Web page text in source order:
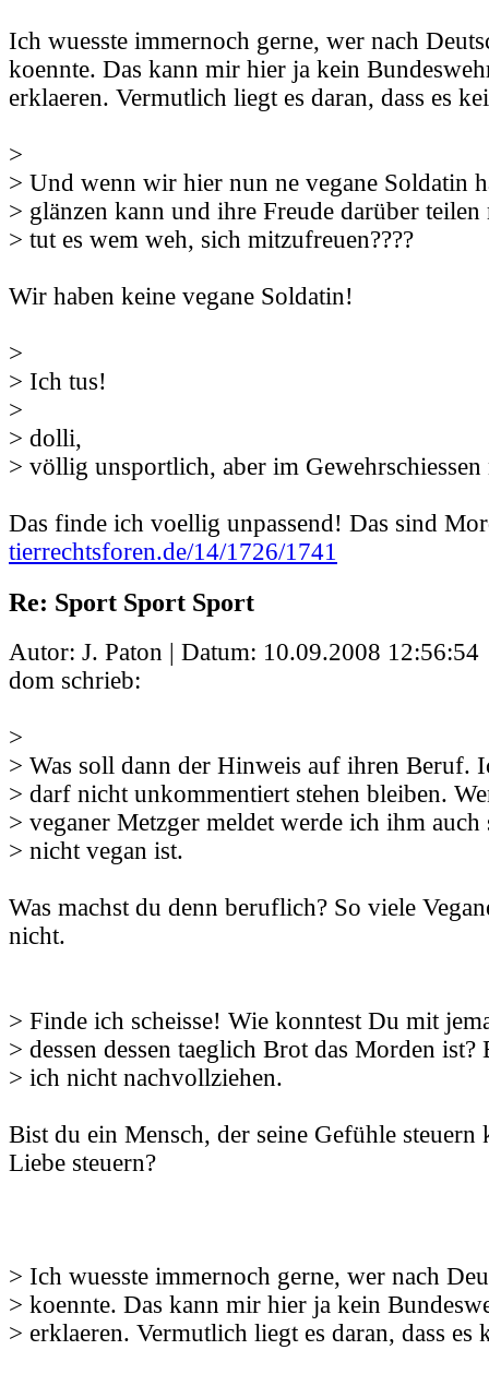
Ich wuesste immernoch gerne, wer nach
koennte. Das kann mir hier ja kein
erklaeren. Vermutlich liegt es daran, dass es
>
> Und wenn wir hier nun ne vegane Soldatin
> glänzen kann und ihre Freude darüber teilen
> tut es wem weh, sich mitzufreuen????
Wir haben keine vegane Soldatin!
>
> Ich tus!
>
> dolli,
> völlig unsportlich, aber im Gewehrschiessen
Das finde ich voellig unpassend! Das sind
tierrechtsforen.de/14/1726/1741
Re: Sport Sport Sport
Autor: J. Paton | Datum: 10.09.2008 12:56:54
dom schrieb:
>
> Was soll dann der Hinweis auf ihren Beruf.
> darf nicht unkommentiert stehen bleiben.
> veganer Metzger meldet werde ich ihm auch
> nicht vegan ist.
Was machst du denn beruflich? So viele
nicht.
> Finde ich scheisse! Wie konntest Du mit
> dessen dessen taeglich Brot das Morden
> ich nicht nachvollziehen.
Bist du ein Mensch, der seine Gefühle steuern
Liebe steuern?
> Ich wuesste immernoch gerne, wer nach
> koennte. Das kann mir hier ja kein
> erklaeren. Vermutlich liegt es daran, dass es